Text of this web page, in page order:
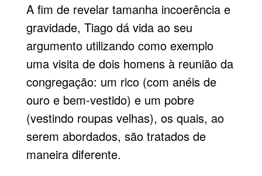
A fim de revelar tamanha incoerência e
gravidade, Tiago dá vida ao seu
argumento utilizando como exemplo
uma visita de dois homens à reunião da
congregação: um rico (com anéis de
ouro e bem-vestido) e um pobre
(vestindo roupas velhas), os quais, ao
serem abordados, são tratados de
maneira diferente.